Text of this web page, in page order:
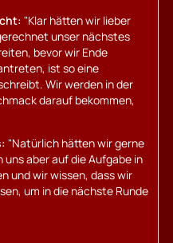
"Klar hätten wir lieber
unser nächstes
bevor wir Ende
ist so eine
Wir werden in der
darauf bekommen,
"Natürlich hätten wir gerne
aber auf die Aufgabe in
und wir wissen, dass wir
um in die nächste Runde